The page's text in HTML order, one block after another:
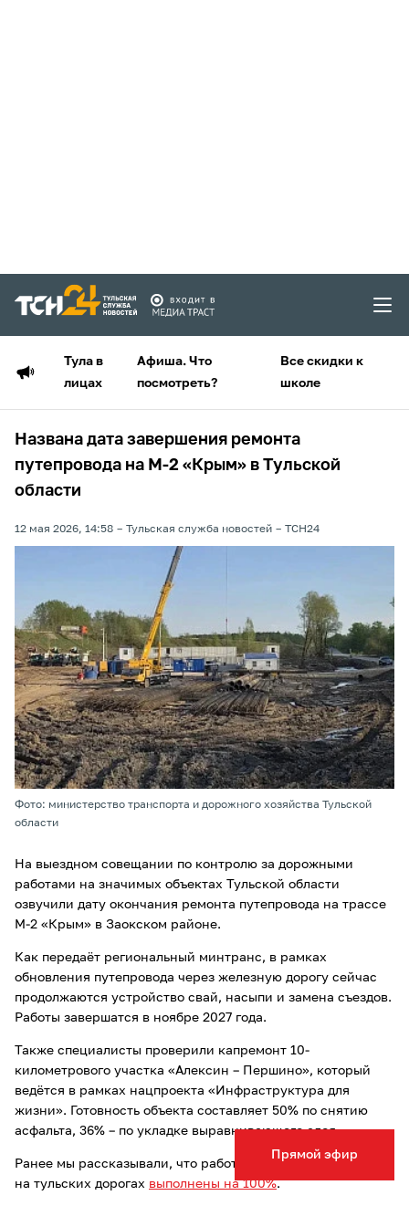
Тула в
лицах
Афиша. Что
посмотреть?
Все скидки к
школе
Прямой эфир
Названа дата завершения ремонта
путепровода на М-2 «Крым» в Тульской
области
12 мая 2026, 14:58 Тульская служба новостей ТСН24
Фото: министерство транспорта и дорожного хозяйства Тульской
области
На выездном совещании по контролю за дорожными
работами на значимых объектах Тульской области
озвучили дату окончания ремонта путепровода на трассе
М-2 «Крым» в Заокском районе.
Как передаёт региональный минтранс, в рамках
обновления путепровода через железную дорогу сейчас
продолжаются устройство свай, насыпи и замена съездов.
Работы завершатся в ноябре 2027 года.
Также специалисты проверили капремонт 10-
километрового участка «Алексин – Першино», который
ведётся в рамках нацпроекта «Инфраструктура для
жизни». Готовность объекта составляет 50% по снятию
асфальта, 36% – по укладке выравнивающего слоя.
Ранее мы рассказывали, что работы по ямочному ремонту
на тульских дорогах выполнены на 100%.